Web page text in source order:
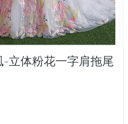
-立体粉花一字肩拖尾